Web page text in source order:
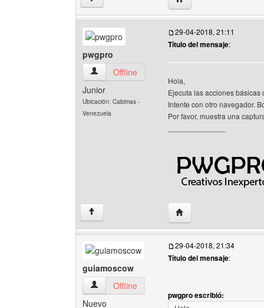
pwgpro
pwgpro Ver perfil del usuario
Offline
Junior
Ubicación: Cabimas -
Venezuela
29-04-2018, 21:11
Título del mensaje:
Hola,
Ejecuta las acciones
Intente con otro navegador.
Por favor, muestra una
↑ Visitar sitio web del
guiamoscow
guiamoscow Ver perfil del usuario
Offline
Nuevo
29-04-2018, 21:34
Título del mensaje:
pwgpro escribió: